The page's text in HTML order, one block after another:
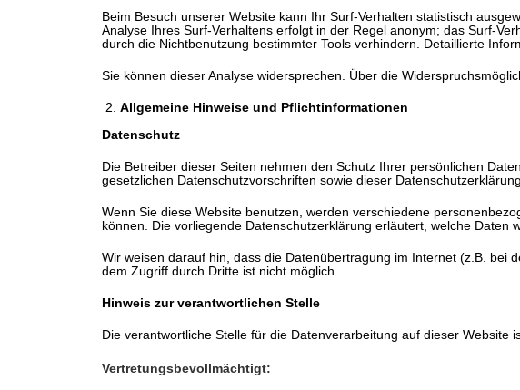
Beim Besuch unserer Website kann Ihr Surf-Verhalten statistisch
Analyse Ihres Surf-Verhaltens erfolgt in der Regel anonym; das Surf-
durch die Nichtbenutzung bestimmter Tools verhindern. Detaillierte
Sie können dieser Analyse widersprechen. Über die
Allgemeine Hinweise und Pflichtinformationen
Datenschutz
Die Betreiber dieser Seiten nehmen den Schutz Ihrer persönlichen
gesetzlichen Datenschutzvorschriften sowie dieser Datenschutzerklärung.
Wenn Sie diese Website benutzen, werden verschiedene
können. Die vorliegende Datenschutzerklärung erläutert, welche
Wir weisen darauf hin, dass die Datenübertragung im Internet (z.B. bei
dem Zugriff durch Dritte ist nicht möglich.
Hinweis zur verantwortlichen Stelle
Die verantwortliche Stelle für die Datenverarbeitung auf dieser Website
Vertretungsbevollmächtigt: